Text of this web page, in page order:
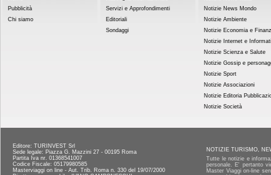
Pubblicità
Chi siamo
Servizi e Approfondimenti
Editoriali
Sondaggi
Notizie News Mondo
Notizie Ambiente
Notizie Economia e
Notizie Internet e
Notizie Scienza e Salute
Notizie Gossip e
Notizie Sport
Notizie Associazioni
Notizie Editoria
Notizie Società
Editore: TURINVEST Srl
Sede legale: Piazza G. Mazzini 27 - 00195 Roma
Partita Iva nr. 01368541007
Codice Fiscale: 05179980585
Masterviaggi on line - Aut. Trib. Roma n. 330 del 19/07/2000
NOTIZIE TURISMO,
Tutte le notizie e
personale. E' pertanto
Master Viaggi on-line